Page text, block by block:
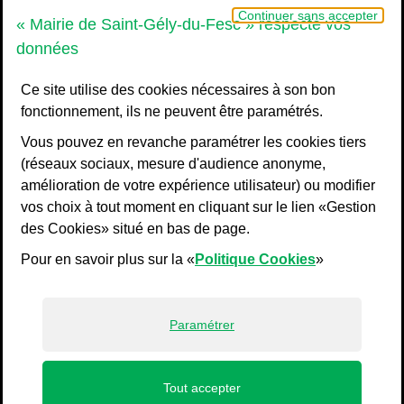
Continuer sans accepter
« Mairie de Saint-Gély-du-Fesc » respecte vos
données
Ce site utilise des cookies nécessaires à son bon
fonctionnement, ils ne peuvent être paramétrés.
Vous pouvez en revanche paramétrer les cookies tiers
(réseaux sociaux, mesure d'audience anonyme,
amélioration de votre expérience utilisateur) ou modifier
vos choix à tout moment en cliquant sur le lien «Gestion
des Cookies» situé en bas de page.
Pour en savoir plus sur la «Politique Cookies»
Paramétrer
Tout accepter
de navigation principale
Grand Pic Saint-Loup - Communauté
Liens bas de page
Mentions légales
Plan du site
Accessibilité : non conforme
Gestion des cookies